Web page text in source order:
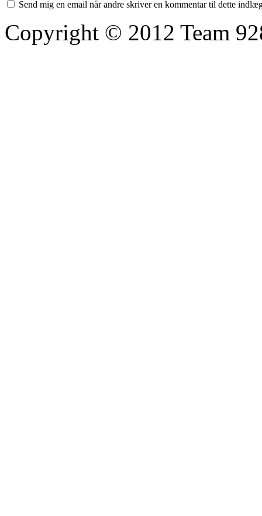
Send mig en email når andre skriver en kommentar til dette
Copyright © 2012 Team